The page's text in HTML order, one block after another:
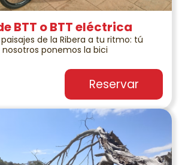
BTT o BTT eléctrica
de la Ribera a tu ritmo: tú
nosotros ponemos la bici
Reservar